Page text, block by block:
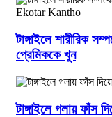
টাঙ্গাইলে শারীরিক
প্রেমিককে খুন
টাঙ্গাইলে গলায় ফাঁস